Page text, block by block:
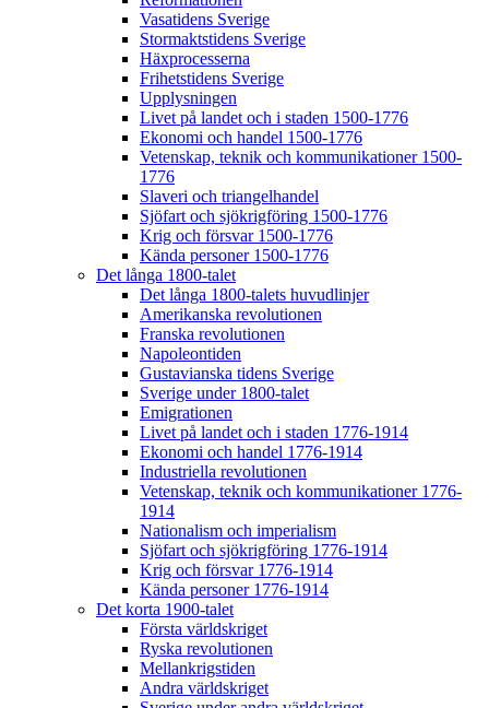
Vasatidens Sverige
Stormaktstidens Sverige
Häxprocesserna
Frihetstidens Sverige
Upplysningen
Livet på landet och i staden 1500-1776
Ekonomi och handel 1500-1776
Vetenskap, teknik och kommunikationer 1500-
1776
Slaveri och triangelhandel
Sjöfart och sjökrigföring 1500-1776
Krig och försvar 1500-1776
Kända personer 1500-1776
Det långa 1800-talet
Det långa 1800-talets huvudlinjer
Amerikanska revolutionen
Franska revolutionen
Napoleontiden
Gustavianska tidens Sverige
Sverige under 1800-talet
Emigrationen
Livet på landet och i staden 1776-1914
Ekonomi och handel 1776-1914
Industriella revolutionen
Vetenskap, teknik och kommunikationer 1776-
1914
Nationalism och imperialism
Sjöfart och sjökrigföring 1776-1914
Krig och försvar 1776-1914
Kända personer 1776-1914
Det korta 1900-talet
Första världskriget
Ryska revolutionen
Mellankrigstiden
Andra världskriget